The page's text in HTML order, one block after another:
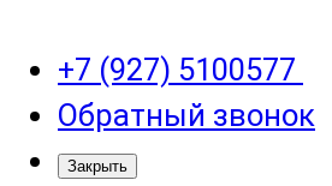
+7 (927) 5100577
Обратный звонок
Закрыть